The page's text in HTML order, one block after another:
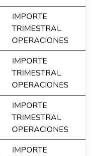
IMPORTE
TRIMESTRAL
OPERACIONES
IMPORTE
TRIMESTRAL
OPERACIONES
IMPORTE
TRIMESTRAL
OPERACIONES
IMPORTE